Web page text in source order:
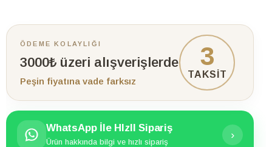
ÖDEME KOLAYLIĞI
3000₺ üzeri alışverişlerde
Peşin fiyatına vade farksız
3
TAKSİT
WhatsApp İle HIzlI Sipariş
Ürün hakkında bilgi ve hızlı sipariş
›